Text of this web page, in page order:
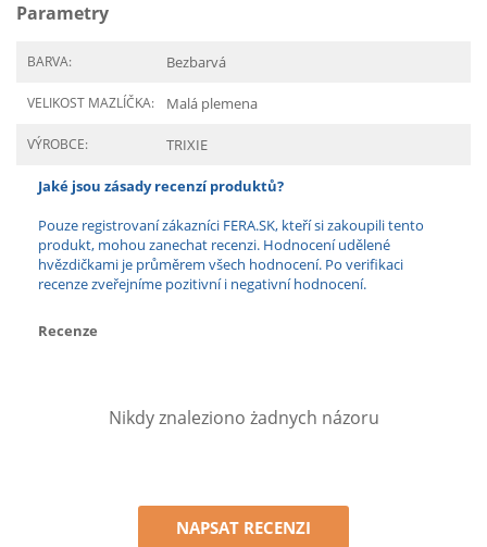
Parametry
BARVA: Bezbarvá
VELIKOST MAZLÍČKA: Malá plemena
VÝROBCE: TRIXIE
Jaké jsou zásady recenzí produktů?
Pouze registrovaní zákazníci FERA.SK, kteří si zakoupili tento
produkt, mohou zanechat recenzi. Hodnocení udělené
hvězdičkami je průměrem všech hodnocení. Po verifikaci
recenze zveřejníme pozitivní i negativní hodnocení.
Recenze
Nikdy znaleziono żadnych názoru
NAPSAT RECENZI